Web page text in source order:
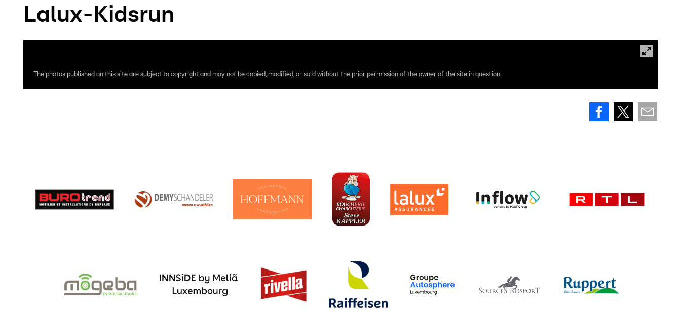
Lalux-Kidsrun
The photos published on this site are subject to copyright and may not be copied, modified, or sold without the prior permission of the owner of the site in question.